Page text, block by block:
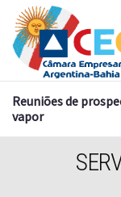
Reuniões de
vapor